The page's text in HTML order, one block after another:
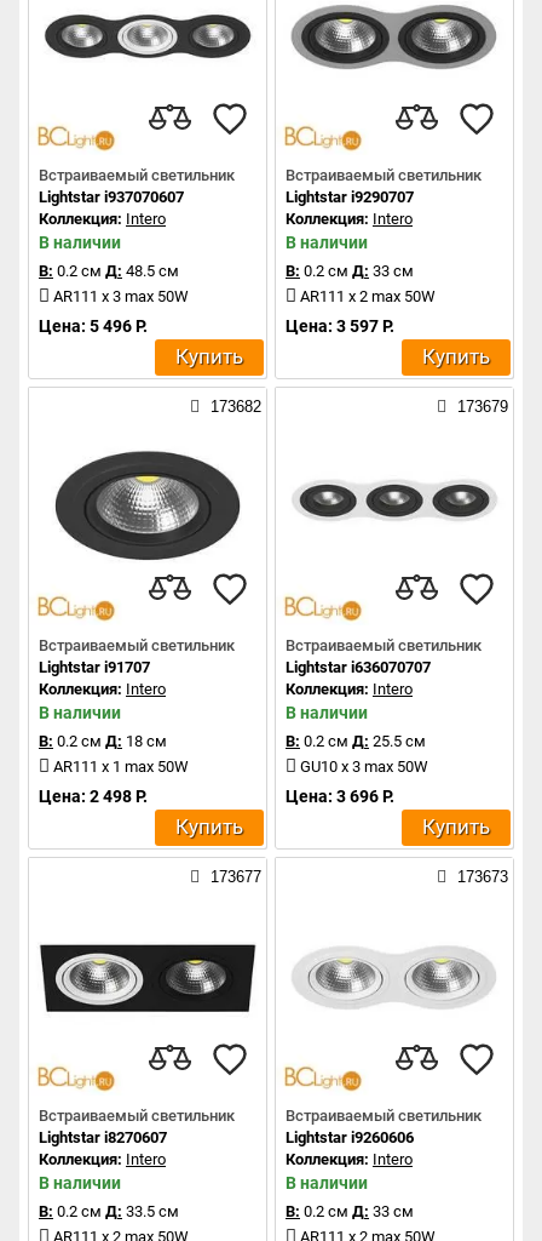
Встраиваемый светильник
Lightstar i937070607
Коллекция: Intero
В наличии
В: 0.2 см Д: 48.5 см
AR111 x 3 max 50W
Цена: 5 496 Р.
Купить
Встраиваемый светильник
Lightstar i9290707
Коллекция: Intero
В наличии
В: 0.2 см Д: 33 см
AR111 x 2 max 50W
Цена: 3 597 Р.
Купить
173682
Встраиваемый светильник
Lightstar i91707
Коллекция: Intero
В наличии
В: 0.2 см Д: 18 см
AR111 x 1 max 50W
Цена: 2 498 Р.
Купить
173679
Встраиваемый светильник
Lightstar i636070707
Коллекция: Intero
В наличии
В: 0.2 см Д: 25.5 см
GU10 x 3 max 50W
Цена: 3 696 Р.
Купить
173677
Встраиваемый светильник
Lightstar i8270607
Коллекция: Intero
В наличии
В: 0.2 см Д: 33.5 см
AR111 x 2 max 50W
173673
Встраиваемый светильник
Lightstar i9260606
Коллекция: Intero
В наличии
В: 0.2 см Д: 33 см
AR111 x 2 max 50W